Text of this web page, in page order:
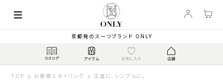
京都発のスーツブランド ONLY
TOP お客様スタイリング 王道に、シンプルに。